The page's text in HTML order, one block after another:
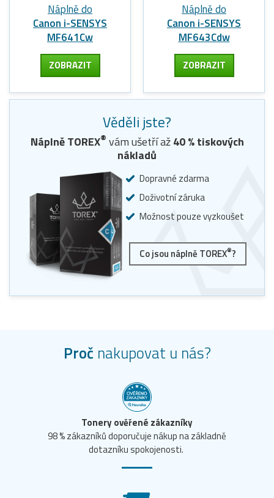
Náplně do
Canon i-SENSYS
MF641Cw
ZOBRAZIT
Náplně do
Canon i-SENSYS
MF643Cdw
ZOBRAZIT
Věděli jste?
Náplně TOREX® vám ušetří až40% tiskových
nákladů
Dopravné zdarma
Doživotní záruka
Možnost pouze vyzkoušet
Co jsou náplně TOREX®?
Proč nakupovat u nás?
Tonery ověřené zákazníky
98 % zákazníků doporučuje nákup na základně
dotazníku spokojenosti.